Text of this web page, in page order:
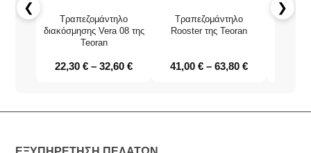
❮
Τραπεζομάντηλο
διακόσμησης Vera 08 της
Teoran
22,30€ – 32,60€
Τραπεζομάντηλο
Rooster της Teoran
41,00 € – 63,80 €
❯